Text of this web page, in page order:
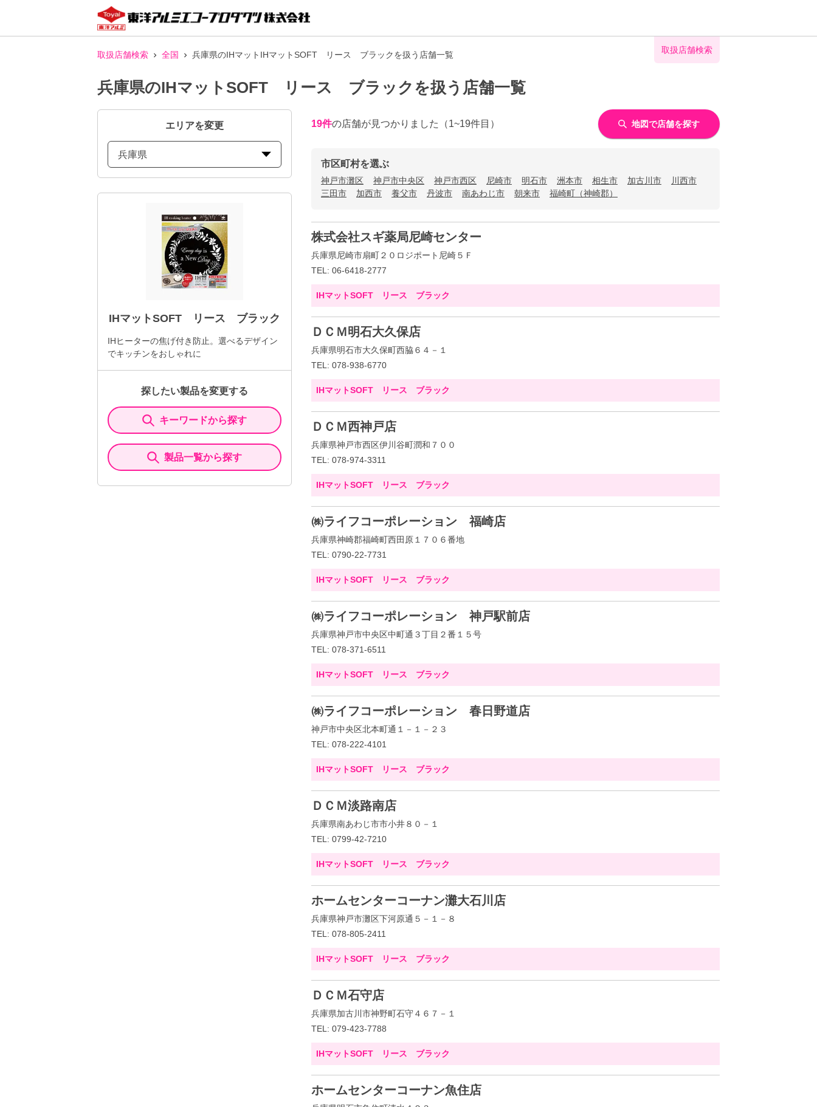
取扱店舗検索 全国 兵庫県のIHマットIHマットSOFT リース ブラックを扱う店舗一覧 取扱店舗検索
兵庫県のIHマットSOFT リース ブラックを扱う店舗一覧
エリアを変更
兵庫県
IHマットSOFT リース ブラック
IHヒーターの焦げ付き防止。選べるデザイン
でキッチンをおしゃれに
探したい製品を変更する
キーワードから探す
製品一覧から探す
19件の店舗が見つかりました （1~19件目） 地図で店舗を探す
市区町村を選ぶ
神戸市灘区 神戸市中央区 神戸市西区 尼崎市 明石市 洲本市 相生市 加古川市
川西市
三田市
加西市 養父市 丹波市 南あわじ市 朝来市 福崎町（神崎郡）
株式会社スギ薬局尼崎センター
兵庫県尼崎市扇町２０ロジポート尼崎５Ｆ
TEL: 06-6418-2777
IHマットSOFT リース ブラック
ＤＣＭ明石大久保店
兵庫県明石市大久保町西脇６４－１
TEL: 078-938-6770
IHマットSOFT リース ブラック
ＤＣＭ西神戸店
兵庫県神戸市西区伊川谷町潤和７００
TEL: 078-974-3311
IHマットSOFT リース ブラック
㈱ライフコーポレーション 福崎店
兵庫県神崎郡福崎町西田原１７０６番地
TEL: 0790-22-7731
IHマットSOFT リース ブラック
㈱ライフコーポレーション 神戸駅前店
兵庫県神戸市中央区中町通３丁目２番１５号
TEL: 078-371-6511
IHマットSOFT リース ブラック
㈱ライフコーポレーション 春日野道店
神戸市中央区北本町通１－１－２３
TEL: 078-222-4101
IHマットSOFT リース ブラック
ＤＣＭ淡路南店
兵庫県南あわじ市市小井８０－１
TEL: 0799-42-7210
IHマットSOFT リース ブラック
ホームセンターコーナン灘大石川店
兵庫県神戸市灘区下河原通５－１－８
TEL: 078-805-2411
IHマットSOFT リース ブラック
ＤＣＭ石守店
兵庫県加古川市神野町石守４６７－１
TEL: 079-423-7788
IHマットSOFT リース ブラック
ホームセンターコーナン魚住店